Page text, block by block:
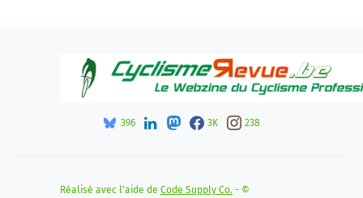
396 3K 238
Réalisé avec l'aide de Code Supply Co. - ©